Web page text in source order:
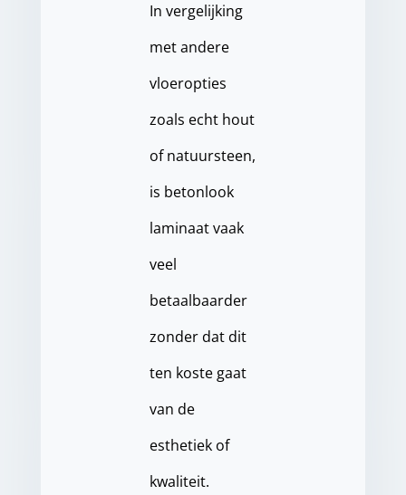
In vergelijking
met andere
vloeropties
zoals echt hout
of natuursteen,
is betonlook
laminaat vaak
veel
betaalbaarder
zonder dat dit
ten koste gaat
van de
esthetiek of
kwaliteit.